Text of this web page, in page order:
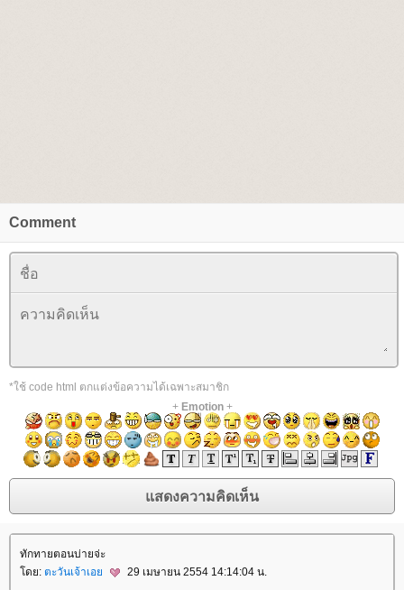
Comment
*ใช้ code html ตกแต่งข้อความได้เฉพาะสมาชิก
+ Emotion+
ทักทายตอนบ่ายจ่ะ
ดย: ตะวันเจ้าเอ 29 เมษายน 2554 14:14:04 น.